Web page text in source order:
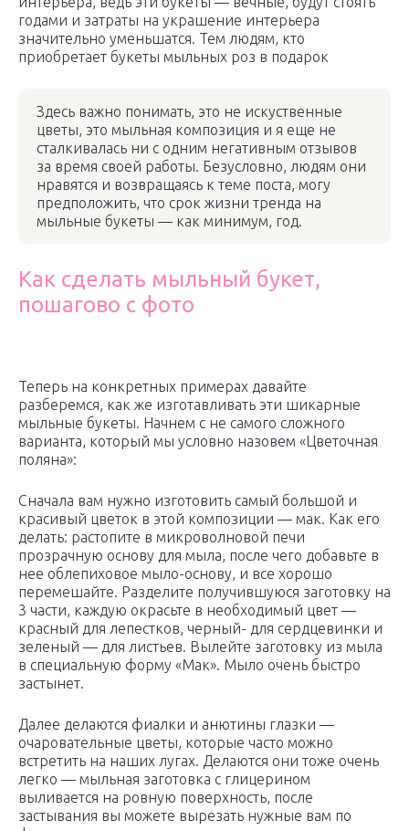
годами и затраты на украшение интерьера
значительно уменьшатся. Тем людям, кто
приобретает букеты мыльных роз в подарок
Здесь важно понимать, это не искуственные
цветы, это мыльная композиция и я еще не
сталкивалась ни с одним негативным отзывов
за время своей работы. Безусловно, людям они
нравятся и возвращаясь к теме поста, могу
предположить, что срок жизни тренда на
мыльные букеты — как минимум, год.
Как сделать мыльный букет,
пошагово с фото
Теперь на конкретных примерах давайте
разберемся, как же изготавливать эти шикарные
мыльные букеты. Начнем с не самого сложного
варианта, который мы условно назовем «Цветочная
поляна»:
Сначала вам нужно изготовить самый большой и
красивый цветок в этой композиции — мак. Как его
делать: растопите в микроволновой печи
прозрачную основу для мыла, после чего добавьте в
нее облепиховое мыло-основу, и все хорошо
перемешайте. Разделите получившуюся заготовку на
3 части, каждую окрасьте в необходимый цвет —
красный для лепестков, черный- для сердцевинки и
зеленый — для листьев. Вылейте заготовку из мыла
в специальную форму «Мак». Мыло очень быстро
застынет.
Далее делаются фиалки и анютины глазки —
очаровательные цветы, которые часто можно
встретить на наших лугах. Делаются они тоже очень
легко — мыльная заготовка с глицерином
выливается на ровную поверхность, после
застывания вы можете вырезать нужные вам по